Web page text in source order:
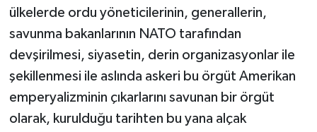
ülkelerde ordu yöneticilerinin, generallerin,
savunma bakanlarının NATO tarafından
devşirilmesi, siyasetin, derin organizasyonlar ile
şekillenmesi ile aslında askeri bu örgüt Amerikan
emperyalizminin çıkarlarını savunan bir örgüt
olarak, kurulduğu tarihten bu yana alçak